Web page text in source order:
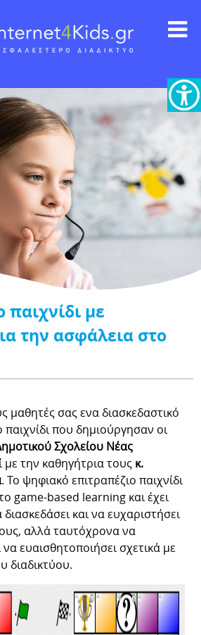
παιχνίδι με
την ασφάλεια στο
μαθητές σας ενα διασκεδαστικό
παιχνίδι που δημιούργησαν οι
Σχολείου Νέας
με την καθηγήτρια τους κ.
. To ψηφιακό επιτραπέζιο παιχνίδι
game-based learning και έχει
και να ευχαριστήσει
αλλά ταυτόχρονα να
ευαισθητοποιήσει σχετικά με
διαδικτύου.